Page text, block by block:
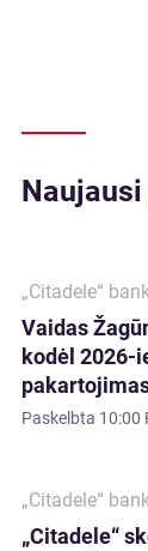
„Citadele“
Vaidas
kodėl 2026-
Paskelbta 10:00
„Citadele“
„Citadele“